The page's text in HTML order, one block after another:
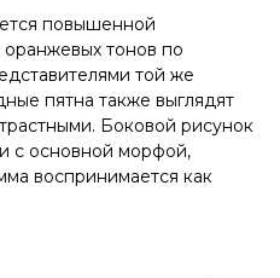
повышенной
тонов по
той же
пятна также выглядят
Боковой рисунок
с основной морфой,
воспринимается как